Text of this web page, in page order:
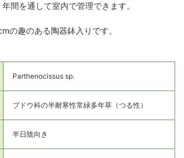
間を通して室内で管理できます。
の趣のある陶器鉢入りです。
Parthenocissus sp.
ブドウ科の半耐寒性常緑多年草（つる性）
半日陰向き